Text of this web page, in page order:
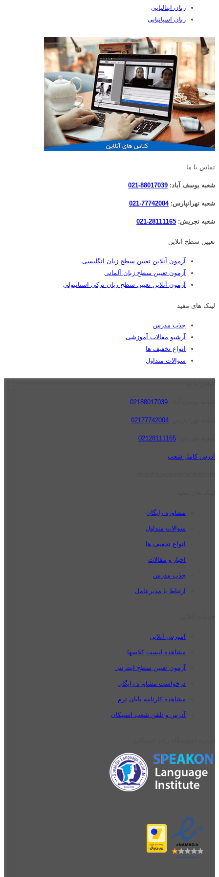
زبان ایتالیایی
زبان اسپانیایی
تماس با ما
شعبه یوسف آباد: 88017039-021
شعبه تهرانپارس:77742004-021
شعبه تجریش: 28111165-021
تعیین سطح آنلاین
آزمون آنلاین تعیین سطح زبان انگلیسی
آزمون تعیین سطح زبان آلمانی
آزمون آنلاین تعیین سطح زبان ترکی استانبولی
لینک های مفید
جذب مدرس
آرشیو مقالات آموزشی
انواع تخفیف ها
سوالات متداول
02188017039
02177742004
02128111165
آدرس کامل شعب
مشاوره رایگان
سوالات متداول
انواع تخفیف ها
اخبار و مقالات
جذب مدرس
ارتباط با مدیرعامل
آموزش آنلاین
مشاهده لیست کلاسها
آزمون تعیین سطح اینترنتی
درخواست مشاوره رایگان
مشاهده کارنامه پایان ترم
آدرس و تلفن شعب اسپیکان